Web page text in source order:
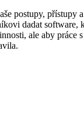
postupy, přístupy
dadat software,
ale aby práce